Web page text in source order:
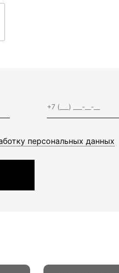
персональных данных